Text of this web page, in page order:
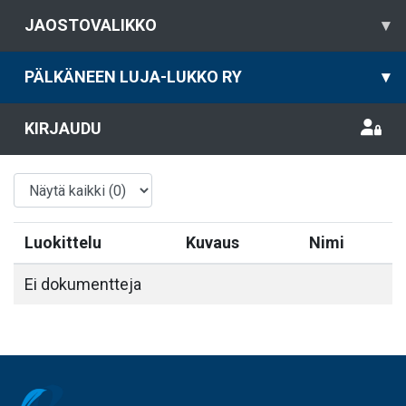
JAOSTOVALIKKO ▾
PÄLKÄNEEN LUJA-LUKKO RY ▾
KIRJAUDU
Luokittelu Kuvaus Nimi
Ei dokumentteja